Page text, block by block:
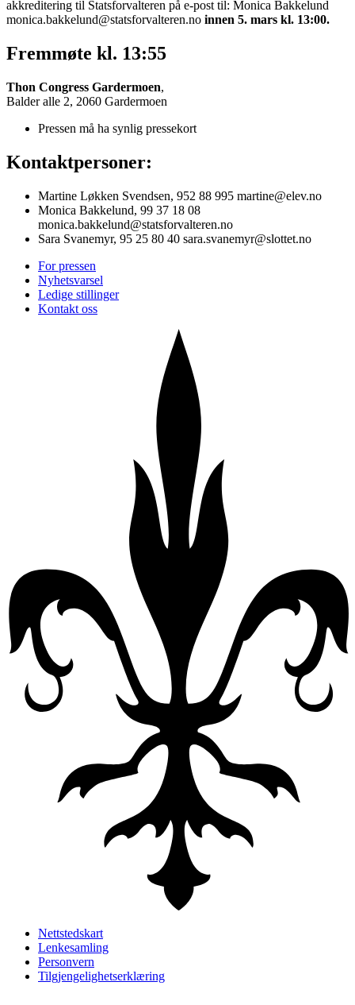
akkreditering til Statsforvalteren på e-post til: Monica Bakkelund
monica.bakkelund@statsforvalteren.no innen 5. mars kl. 13:00.
Fremmøte kl. 13:55
Thon Congress Gardermoen,
Balder alle 2, 2060 Gardermoen
Pressen må ha synlig pressekort
Kontaktpersoner:
Martine Løkken Svendsen, 952 88 995 martine@elev.no
Monica Bakkelund, 99 37 18 08
monica.bakkelund@statsforvalteren.no
Sara Svanemyr, 95 25 80 40 sara.svanemyr@slottet.no
For pressen
Nyhetsvarsel
Ledige stillinger
Kontakt oss
Nettstedskart
Lenkesamling
Personvern
Tilgjengelighetserklæring